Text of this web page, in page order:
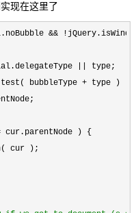
现在这里了
&& !
||
type;
bubbleType + type ) )
cur.parentNode ) {
cur );